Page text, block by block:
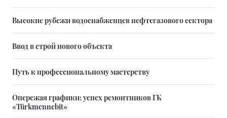
Высокие рубежи водоснабженцев нефтегазового сектора
Ввод в строй нового объекта
Путь к профессиональному мастерству
Опережая графики: успех ремонтников ГК
«Türkmennebit»